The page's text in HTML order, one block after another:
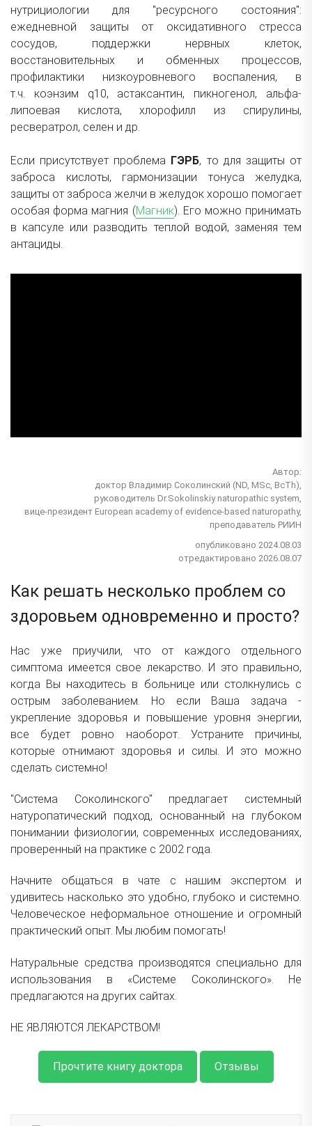
нутрициологии для "ресурсного состояния":
ежедневной защиты от оксидативного стресса
сосудов, поддержки нервных клеток,
восстановительных и обменных процессов,
профилактики низкоуровневого воспаления, в
т.ч. коэнзим q10, астаксантин, пикногенол, альфа-
липоевая кислота, хлорофилл из спирулины,
ресвератрол, селен и др.
Если присутствует проблема ГЭРБ, то для защиты от
заброса кислоты, гармонизации тонуса желудка,
защиты от заброса желчи в желудок хорошо помогает
особая форма магния (Магник). Его можно принимать
в капсуле или разводить теплой водой, заменяя тем
антациды.
Автор:
доктор Владимир Соколинский (ND, MSc, BcTh),
руководитель Dr.Sokolinskiy naturopathic system,
вице-президент European academy of evidence-based naturopathy,
преподаватель РИИН
опубликовано 2024.08.03
отредактировано 2026.08.07
Как решать несколько проблем со
здоровьем одновременно и просто?
Нас уже приучили, что от каждого отдельного
симптома имеется свое лекарство. И это правильно,
когда Вы находитесь в больнице или столкнулись с
острым заболеванием. Но если Ваша задача -
укрепление здоровья и повышение уровня энергии,
все будет ровно наоборот. Устраните причины,
которые отнимают здоровья и силы. И это можно
сделать системно!
"Система Соколинского" предлагает системный
натуропатический подход, основанный на глубоком
понимании физиологии, современных исследованиях,
проверенный на практике с 2002 года.
Начните общаться в чате с нашим экспертом и
удивитесь насколько это удобно, глубоко и системно.
Человеческое неформальное отношение и огромный
практический опыт. Мы любим помогать!
Натуральные средства производятся специально для
использования в «Системе Соколинского». Не
предлагаются на других сайтах.
НЕ ЯВЛЯЮТСЯ ЛЕКАРСТВОМ!
Прочтите книгу доктора Отзывы